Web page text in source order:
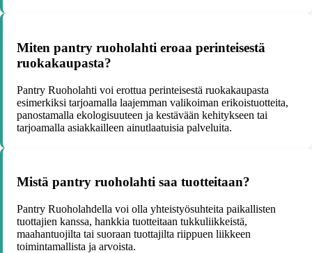
Miten pantry ruoholahti eroaa perinteisestä
ruokakaupasta?
Pantry Ruoholahti voi erottua perinteisestä ruokakaupasta
esimerkiksi tarjoamalla laajemman valikoiman erikoistuotteita,
panostamalla ekologisuuteen ja kestävään kehitykseen tai
tarjoamalla asiakkailleen ainutlaatuisia palveluita.
Mistä pantry ruoholahti saa tuotteitaan?
Pantry Ruoholahdella voi olla yhteistyösuhteita paikallisten
tuottajien kanssa, hankkia tuotteitaan tukkuliikkeistä,
maahantuojilta tai suoraan tuottajilta riippuen liikkeen
toimintamallista ja arvoista.